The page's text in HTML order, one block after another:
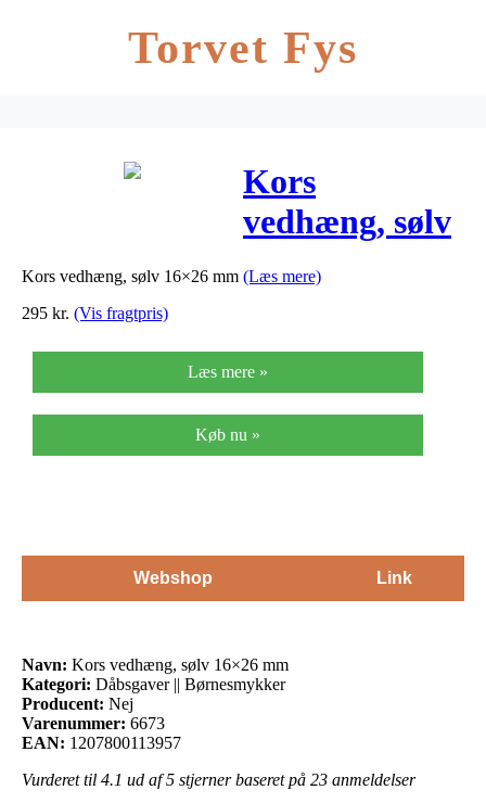
Torvet Fys
Kors
vedhæng, sølv
16×26 mm
Kors vedhæng, sølv 16×26 mm (Læs mere)
295 kr. (Vis fragtpris)
Læs mere »
Køb nu »
Webshop Link
Navn: Kors vedhæng, sølv 16×26 mm
Kategori: Dåbsgaver || Børnesmykker
Producent: Nej
Varenummer: 6673
EAN: 1207800113957
Vurderet til 4.1 ud af 5 stjerner baseret på 23 anmeldelser